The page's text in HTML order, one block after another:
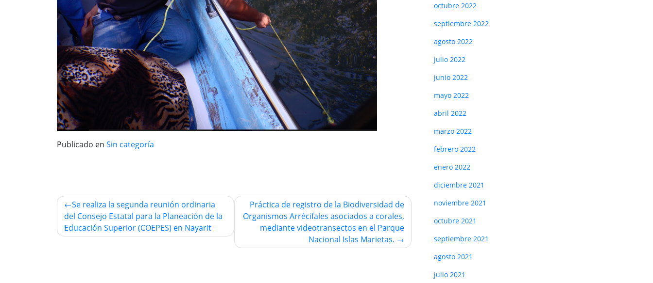
Publicado en Sin categoría
Navegación
de
entradas
Se realiza la segunda reunión ordinaria
del Consejo Estatal para la Planeación de la
Educación Superior (COEPES) en Nayarit
Práctica de registro de la Biodiversidad de
Organismos Arrécifales asociados a corales,
mediante videotransectos en el Parque
Nacional Islas Marietas.
octubre 2022
septiembre 2022
agosto 2022
julio 2022
junio 2022
mayo 2022
abril 2022
marzo 2022
febrero 2022
enero 2022
diciembre 2021
noviembre 2021
octubre 2021
septiembre 2021
agosto 2021
julio 2021